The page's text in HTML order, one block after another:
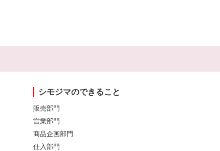
シモジマのできること
販売部門
営業部門
商品企画部門
仕入部門